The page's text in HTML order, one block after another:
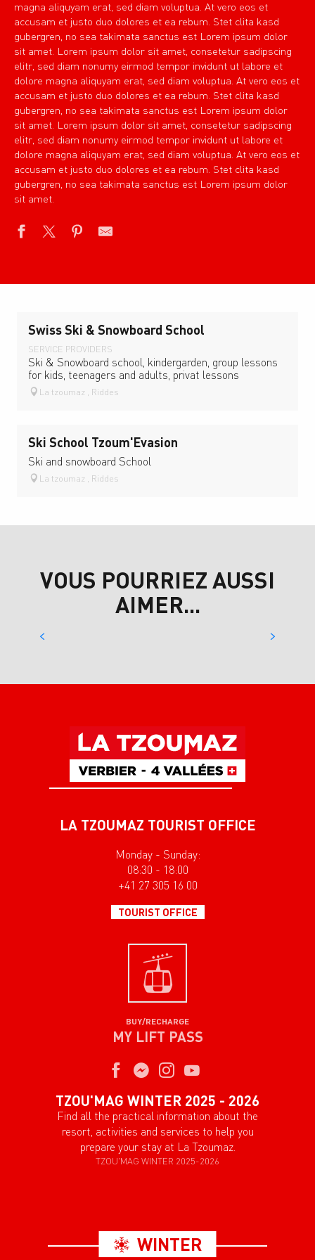
magna aliquyam erat, sed diam voluptua. At vero eos et
accusam et justo duo dolores et ea rebum. Stet clita kasd
gubergren, no sea takimata sanctus est Lorem ipsum dolor
sit amet. Lorem ipsum dolor sit amet, consetetur sadipscing
elitr, sed diam nonumy eirmod tempor invidunt ut labore et
dolore magna aliquyam erat, sed diam voluptua. At vero eos et
accusam et justo duo dolores et ea rebum. Stet clita kasd
gubergren, no sea takimata sanctus est Lorem ipsum dolor
sit amet. Lorem ipsum dolor sit amet, consetetur sadipscing
elitr, sed diam nonumy eirmod tempor invidunt ut labore et
dolore magna aliquyam erat, sed diam voluptua. At vero eos et
accusam et justo duo dolores et ea rebum. Stet clita kasd
gubergren, no sea takimata sanctus est Lorem ipsum dolor
sit amet.
Swiss Ski & Snowboard School
SERVICE PROVIDERS
Ski & Snowboard school, kindergarden, group lessons
for kids, teenagers and adults, privat lessons
La tzoumaz , Riddes
Ski School Tzoum'Evasion
Ski and snowboard School
La tzoumaz , Riddes
VOUS POURRIEZ AUSSI
AIMER...
Agenda of events and activities
LA TZOUMAZ TOURIST OFFICE
Monday - Sunday:
08:30 - 18:00
+41 27 305 16 00
TOURIST OFFICE
BUY/RECHARGE
MY LIFT PASS
TZOU'MAG WINTER 2025 - 2026
Find all the practical information about the
resort, activities and services to help you
prepare your stay at La Tzoumaz.
TZOU'MAG WINTER 2025-2026
WINTER